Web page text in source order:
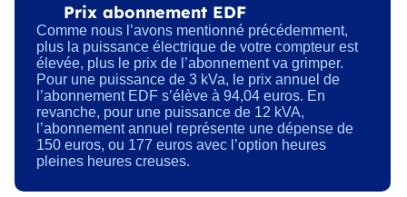
Prix abonnement EDF
Comme nous l’avons mentionné précédemment,
plus la puissance électrique de votre compteur est
élevée, plus le prix de l’abonnement va grimper.
Pour une puissance de 3 kVa, le prix annuel de
l’abonnement EDF s’élève à 94,04 euros. En
revanche, pour une puissance de 12 kVA,
l’abonnement annuel représente une dépense de
150 euros, ou 177 euros avec l’option heures
pleines heures creuses.